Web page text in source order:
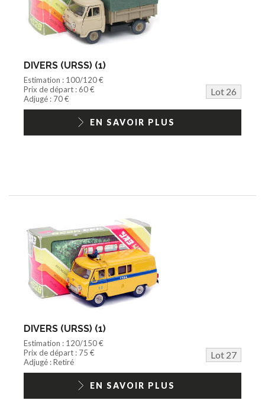
DIVERS (URSS) (1)
Estimation : 100/120 €
Prix de départ : 60 €
Lot 26
Adjugé : 70 €
EN SAVOIR PLUS
DIVERS (URSS) (1)
Estimation : 120/150 €
Prix de départ : 75 €
Lot 27
Adjugé : Retiré
EN SAVOIR PLUS